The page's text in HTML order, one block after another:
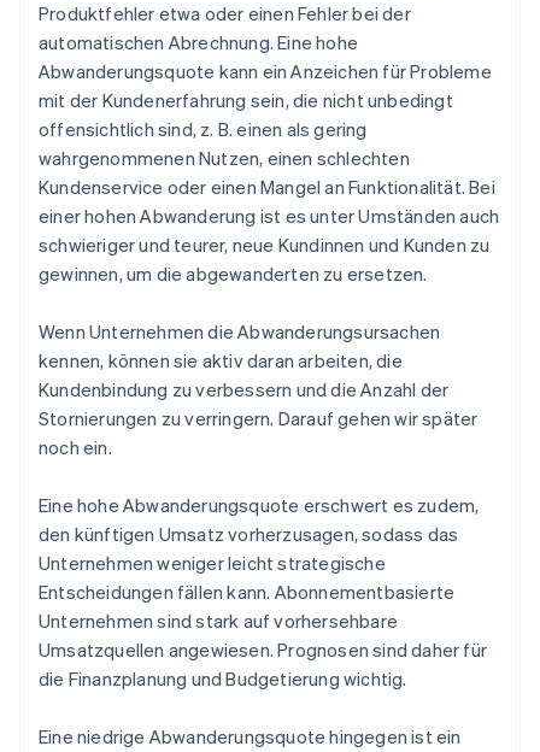
Produktfehler etwa oder einen Fehler bei der
automatischen Abrechnung. Eine hohe
Abwanderungsquote kann ein Anzeichen für Probleme
mit der Kundenerfahrung sein, die nicht unbedingt
offensichtlich sind, z. B. einen als gering
wahrgenommenen Nutzen, einen schlechten
Kundenservice oder einen Mangel an Funktionalität. Bei
einer hohen Abwanderung ist es unter Umständen auch
schwieriger und teurer, neue Kundinnen und Kunden zu
gewinnen, um die abgewanderten zu ersetzen.
Wenn Unternehmen die Abwanderungsursachen
kennen, können sie aktiv daran arbeiten, die
Kundenbindung zu verbessern und die Anzahl der
Stornierungen zu verringern. Darauf gehen wir später
noch ein.
Eine hohe Abwanderungsquote erschwert es zudem,
den künftigen Umsatz vorherzusagen, sodass das
Unternehmen weniger leicht strategische
Entscheidungen fällen kann. Abonnementbasierte
Unternehmen sind stark auf vorhersehbare
Umsatzquellen angewiesen. Prognosen sind daher für
die Finanzplanung und Budgetierung wichtig.
Eine niedrige Abwanderungsquote hingegen ist ein